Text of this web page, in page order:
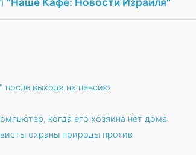
после выхода на пенсию
когда его хозяина нет дома
охраны природы против